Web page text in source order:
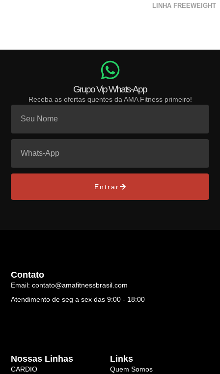
LINHA FREEWEIGHT
Grupo Vip Whats-App
Receba as ofertas quentes da AMA Fitness primeiro!
Entrar
Links
Quem Somos
Nossas Linhas
CARDIO
Contato
Email: contato@amafitnessbrasil.com
Atendimento de seg a sex das 9:00 - 18:00